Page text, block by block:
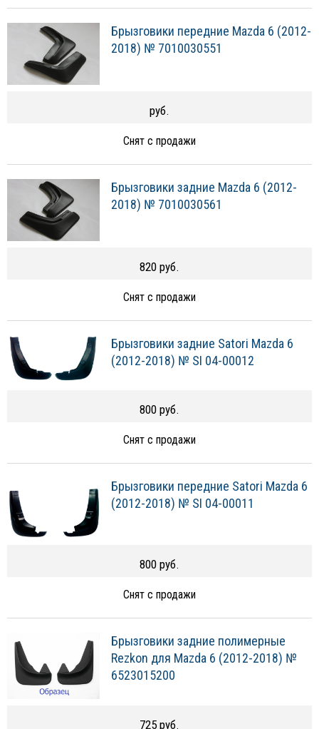
Брызговики передние Mazda 6 (2012-
2018) № 7010030551
руб.
Снят с продажи
Брызговики задние Mazda 6 (2012-
2018) № 7010030561
820 руб.
Снят с продажи
Брызговики задние Satori Mazda 6
(2012-2018) № SI 04-00012
800 руб.
Снят с продажи
Брызговики передние Satori Mazda 6
(2012-2018) № SI 04-00011
800 руб.
Снят с продажи
Брызговики задние полимерные
Rezkon для Mazda 6 (2012-2018) №
6523015200
725 руб.